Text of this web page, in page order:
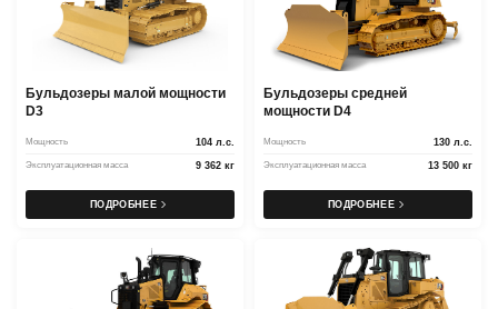
Бульдозеры малой мощности
D3
Мощность 104 л.с.
Эксплуатационная масса 9 362 кг
ПОДРОБНЕЕ
Бульдозеры средней
мощности D4
Мощность 130 л.с.
Эксплуатационная масса 13 500 кг
ПОДРОБНЕЕ